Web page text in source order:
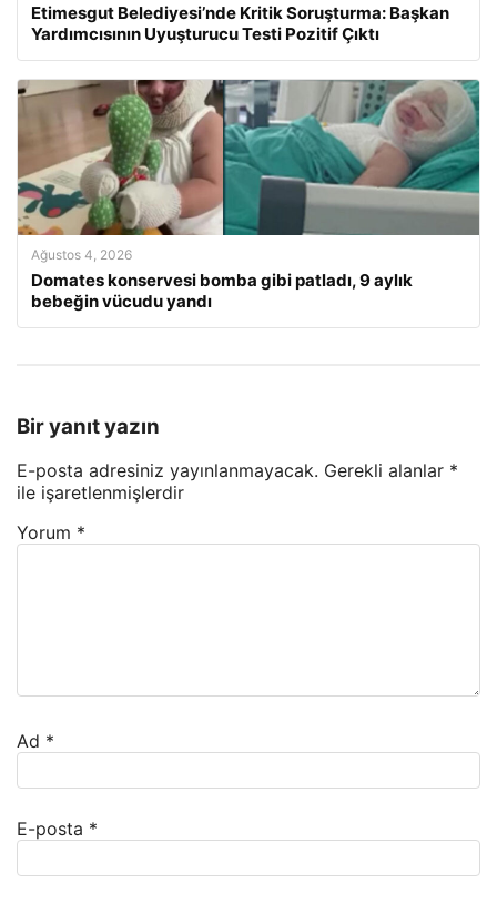
Etimesgut Belediyesi’nde Kritik Soruşturma: Başkan
Yardımcısının Uyuşturucu Testi Pozitif Çıktı
Ağustos 4, 2026
Domates konservesi bomba gibi patladı, 9 aylık
bebeğin vücudu yandı
Bir yanıt yazın
E-posta adresiniz yayınlanmayacak. Gerekli alanlar *
ile işaretlenmişlerdir
Yorum *
Ad *
E-posta *